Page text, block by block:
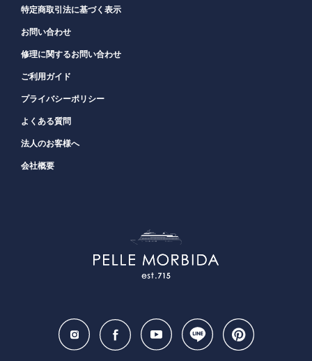
特定商取引法に基づく表示
お問い合わせ
修理に関するお問い合わせ
ご利用ガイド
プライバシーポリシー
よくある質問
法人のお客様へ
会社概要